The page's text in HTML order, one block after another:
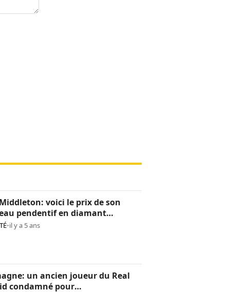
voici le prix de son
pendentif en diamant
•il y a 5 ans
un ancien joueur du Real
condamné pour